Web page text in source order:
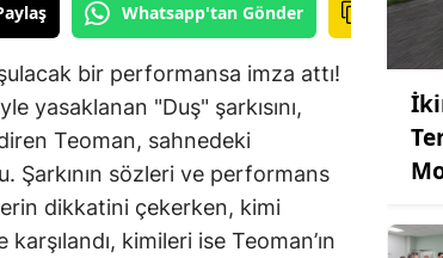
Whatsapp'tan Gönder
bir performansa imza attı!
yasaklanan "Duş" şarkısını,
Teoman, sahnedeki
Şarkının sözleri ve performans
dikkatini çekerken, kimi
kimileri ise Teoman’ın